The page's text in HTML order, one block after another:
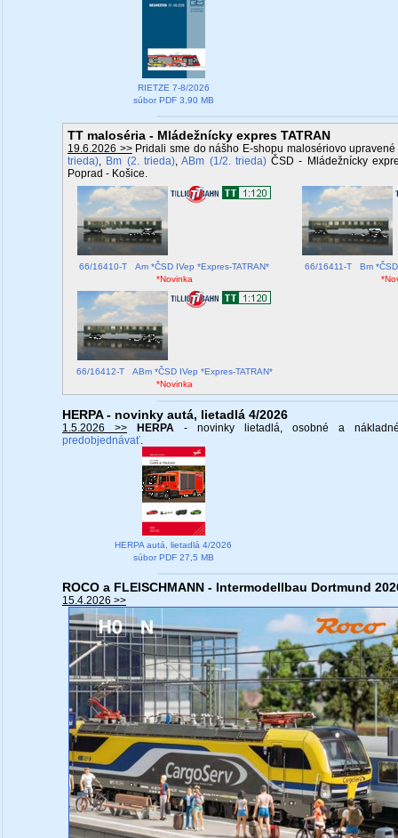
RIETZE 7-8/2026
súbor PDF 3,90 MB
TT maloséria - Mládežnícky expres TATRAN
19.6.2026 >>Pridali sme do nášho E-shopu malosériovo upravené
trieda), Bm (2. trieda),ABm (1/2. trieda)ČSD - Mládežnícky
Poprad - Košice.
66/16410-T Am *ČSD IVep *Expres-TATRAN*
*Novinka
66/16411-T Bm *ČSD
66/16412-T ABm *ČSD IVep *Expres-TATRAN*
*Novinka
HERPA - novinky autá, lietadlá 4/2026
1.5.2026 >> HERPA - novinky lietadlá, osobné a
predobjednávať.
HERPA autá, lietadlá 4/2026
súbor PDF 27,5 MB
ROCO a FLEISCHMANN - Intermodellbau Dortmund
15.4.2026 >>